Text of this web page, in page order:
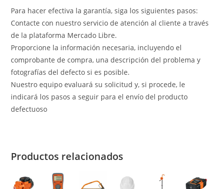
Para hacer efectiva la garantía, siga los siguientes pasos:
Contacte con nuestro servicio de atención al cliente a través
de la plataforma Mercado Libre.
Proporcione la información necesaria, incluyendo el
comprobante de compra, una descripción del problema y
fotografías del defecto si es posible.
Nuestro equipo evaluará su solicitud y, si procede, le
indicará los pasos a seguir para el envío del producto
defectuoso
Productos relacionados